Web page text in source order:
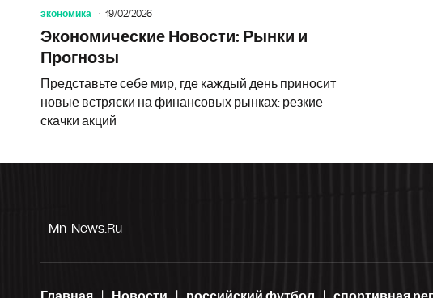
экономика 19/02/2026
Экономические Новости: Рынки и
Прогнозы
Представьте себе мир, где каждый день приносит
новые встряски на финансовых рынках: резкие
скачки акций
Mn-News.ru